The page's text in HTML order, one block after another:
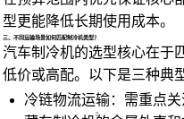
型更能降低长期使用成本。
三、不同运输场景如何匹配制冷机类型？
汽车制冷机的选型核心在于
低价或高配。以下是三种典
冷链物流运输：需重点